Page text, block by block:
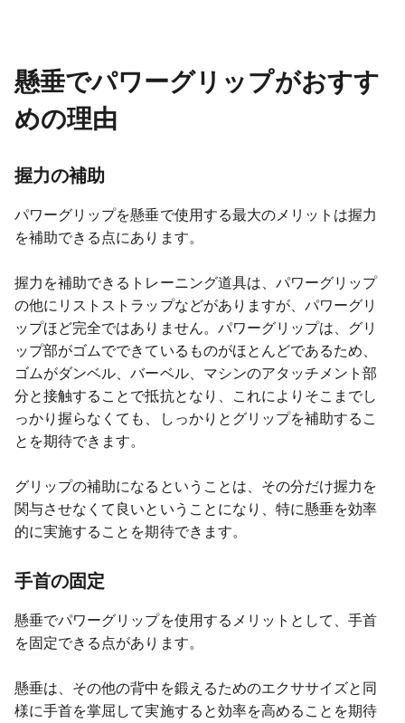
懸垂でパワーグリップがおすす
めの理由
握力の補助
パワーグリップを懸垂で使用する最大のメリットは握力
を補助できる点にあります。
握力を補助できるトレーニング道具は、パワーグリップ
の他にリストストラップなどがありますが、パワーグリ
ップほど完全ではありません。パワーグリップは、グリ
ップ部がゴムでできているものがほとんどであるため、
ゴムがダンベル、バーベル、マシンのアタッチメント部
分と接触することで抵抗となり、これによりそこまでし
っかり握らなくても、しっかりとグリップを補助するこ
とを期待できます。
グリップの補助になるということは、その分だけ握力を
関与させなくて良いということになり、特に懸垂を効率
的に実施することを期待できます。
手首の固定
懸垂でパワーグリップを使用するメリットとして、手首
を固定できる点があります。
懸垂は、その他の背中を鍛えるためのエクササイズと同
様に手首を掌屈して実施すると効率を高めることを期待